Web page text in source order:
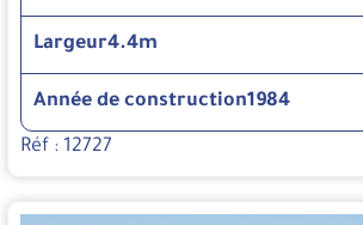
Largeur4.4m
Année de construction1984
Réf : 12727